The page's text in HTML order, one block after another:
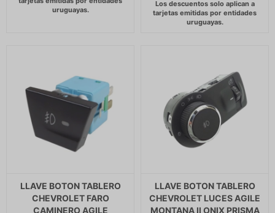
LLAVE BOTON TABLERO
CHEVROLET FARO
CAMINERO AGILE
LLAVE BOTON TABLERO
CHEVROLET LUCES AGILE
MONTANA II ONIX PRISMA